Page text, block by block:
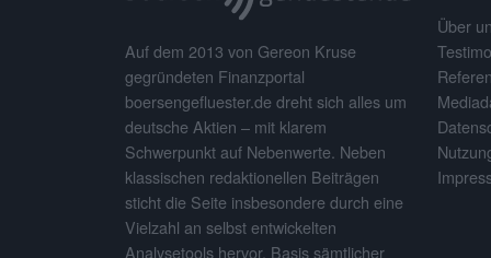
Auf dem 2013 von Gereon Kruse
gegründeten Finanzportal
boersengefluester.de dreht sich alles um
deutsche Aktien – mit klarem
Schwerpunkt auf Nebenwerte. Neben
klassischen redaktionellen Beiträgen
sticht die Seite insbesondere durch eine
Vielzahl an selbst entwickelten
Analysetools hervor. Basis sämtlicher
Über